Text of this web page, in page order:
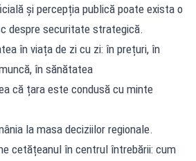
și percepția publică poate exista o
despre securitate strategică.
în viața de zi cu zi: în prețuri, în
în sănătatea
că țara este condusă cu minte
la masa deciziilor regionale.
cetățeanul în centrul întrebării: cum